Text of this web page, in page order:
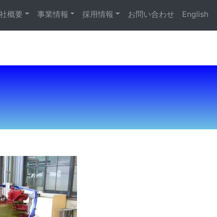
概要 事業情報 採用情報 お問い合わせ English